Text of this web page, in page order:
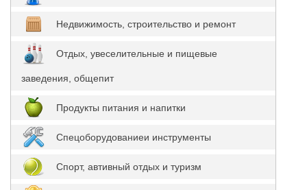
Недвижимость, строительство и ремонт
Отдых, увеселительные и пищевые
заведения, общепит
Продукты питания и напитки
Спецоборудованиеи инструменты
Спорт, автивный отдых и туризм